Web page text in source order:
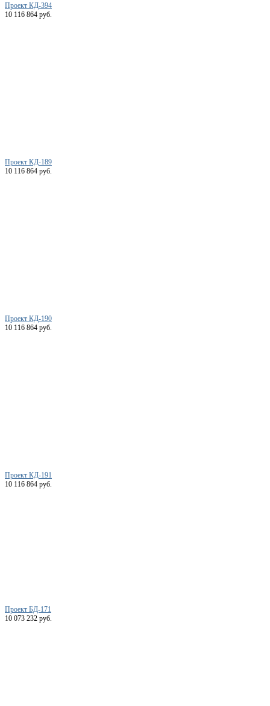
Проект КД-394
10 116 864 руб.
Проект КД-189
10 116 864 руб.
Проект КД-190
10 116 864 руб.
Проект КД-191
10 116 864 руб.
Проект БД-171
10 073 232 руб.